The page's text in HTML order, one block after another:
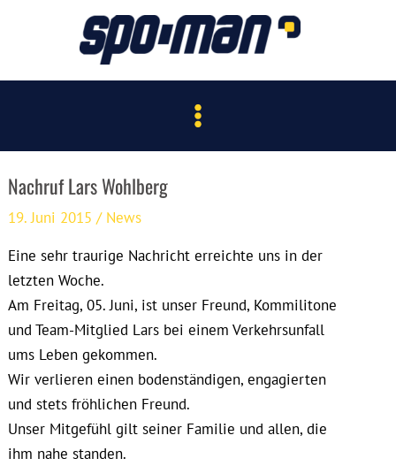
Main
Nachruf Lars Wohlberg
19. Juni 2015/ News
Eine sehr traurige Nachricht erreichte uns in der
letzten Woche.
Am Freitag, 05. Juni, ist unser Freund, Kommilitone
und Team-Mitglied Lars bei einem Verkehrsunfall
ums Leben gekommen.
Wir verlieren einen bodenständigen, engagierten
und stets fröhlichen Freund.
Unser Mitgefühl gilt seiner Familie und allen, die
ihm nahe standen.